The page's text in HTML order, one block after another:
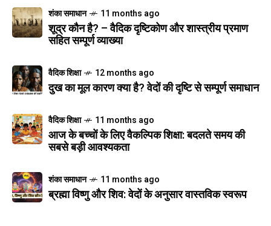
शंका समाधान 11 months ago
शूद्र कौन है? – वैदिक दृष्टिकोण और शास्त्रीय प्रमाण
सहित सम्पूर्ण व्याख्या
वैदिक शिक्षा 12 months ago
दुख का मूल कारण क्या है? वेदों की दृष्टि से सम्पूर्ण समाधान
वैदिक शिक्षा 11 months ago
आज के बच्चों के लिए वैकल्पिक शिक्षा: बदलते समय की
सबसे बड़ी आवश्यकता
शंका समाधान 11 months ago
ब्रह्मा विष्णु और शिव: वेदों के अनुसार वास्तविक स्वरूप